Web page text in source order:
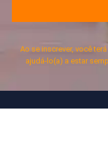
Ao se inscrever, você
ajudá-lo(a) a estar